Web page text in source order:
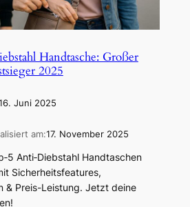
Handtasche: Großer
2025
Juni 2025
am:17. November 2025
Anti‑Diebstahl Handtaschen
Sicherheitsfeatures,
& Preis-Leistung. Jetzt deine